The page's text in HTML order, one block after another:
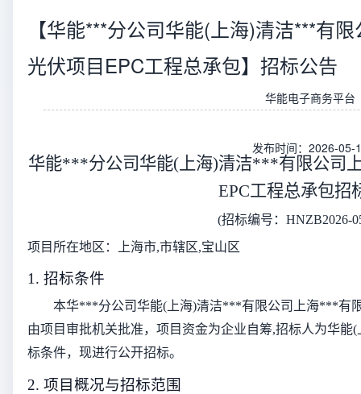
【华能***分公司华能(上海)清洁***有
光伏项目EPC工程总承包】招标公告
华能电子商务平台
发布时间：2026-05-
华能***分公司华能(上海)清洁***有限公司
EPC工程总承包招
(招标编号：HNZB2026-
项目所在地区：上海市,市辖区,宝山区
1. 招标条件
本华***分公司华能(上海)清洁***有限公司上海***有
由项目审批机关批准，项目资金为企业自筹,招标人为华
标条件，现进行公开招标。
2. 项目概况与招标范围